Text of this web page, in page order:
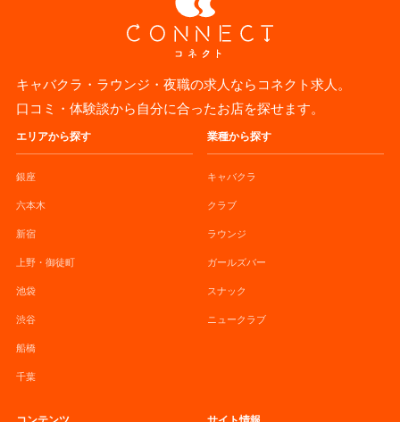
キャバクラ・ラウンジ・夜職の求人ならコネクト求人。
口コミ・体験談から自分に合ったお店を探せます。
エリアから探す
銀座
六本木
新宿
上野・御徒町
池袋
渋谷
船橋
千葉
業種から探す
キャバクラ
クラブ
ラウンジ
ガールズバー
スナック
ニュークラブ